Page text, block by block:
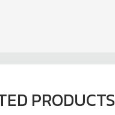
PRODUCTS